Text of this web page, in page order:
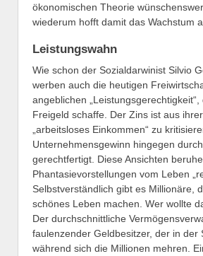
ökonomischen Theorie
wiederum hofft damit das Wachstum
Leistungswahn
Wie schon der Sozialdarwinist Silvio
werben auch die heutigen
angeblichen
Freigeld schaffe. Der Zins ist aus
„arbeitsloses Einkommen“ zu
Unternehmensgewinn hingegen durch
gerechtfertigt. Diese Ansichten
Phantasievorstellungen vom Leben
Selbstverständlich gibt es Millionäre,
schönes Leben machen. Wer wollte
Der durchschnittliche
faulenzender Geldbesitzer, der in der
während sich die Millionen mehren.